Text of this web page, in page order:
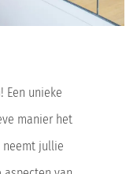
Een unieke
manier het
neemt jullie